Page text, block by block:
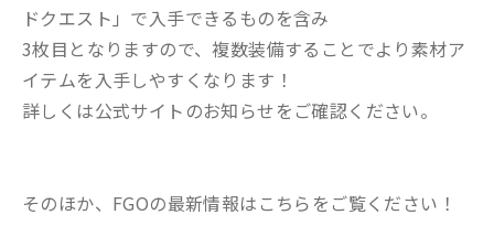
ドクエスト」で入手できるものを含み
3枚目となりますので、複数装備することでより素材ア
イテムを入手しやすくなります！
詳しくは公式サイトのお知らせをご確認ください。
そのほか、FGOの最新情報はこちらをご覧ください！